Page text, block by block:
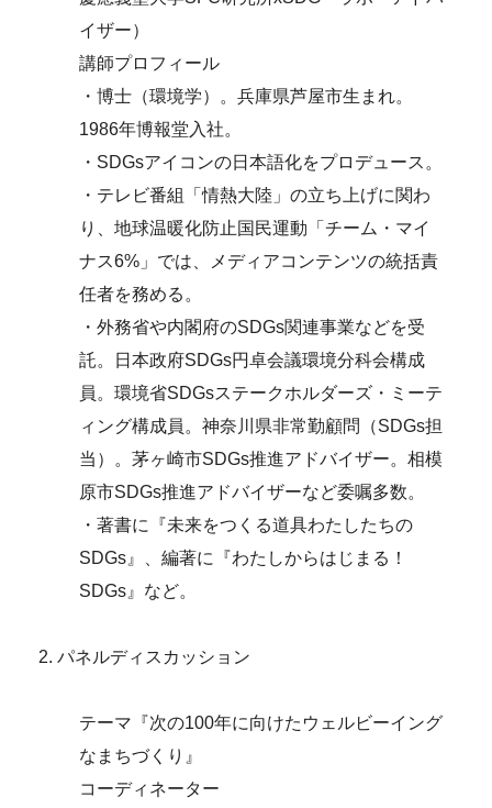
イザー）
講師プロフィール
・博士（環境学）。兵庫県芦屋市生まれ。
1986年博報堂入社。
・SDGsアイコンの日本語化をプロデュース。
・テレビ番組「情熱大陸」の立ち上げに関わ
り、地球温暖化防止国民運動「チーム・マイ
ナス6%」では、メディアコンテンツの統括責
任者を務める。
・外務省や内閣府のSDGs関連事業などを受
託。日本政府SDGs円卓会議環境分科会構成
員。環境省SDGsステークホルダーズ・ミーテ
ィング構成員。神奈川県非常勤顧問（SDGs担
当）。茅ヶ崎市SDGs推進アドバイザー。相模
原市SDGs推進アドバイザーなど委嘱多数。
・著書に『未来をつくる道具わたしたちの
SDGs』、編著に『わたしからはじまる！
SDGs』など。
パネルディスカッション
テーマ『次の100年に向けたウェルビーイング
なまちづくり』
コーディネーター